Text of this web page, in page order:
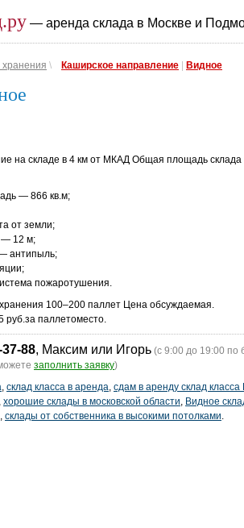
— аренда склада в Москве и
хранения \ Каширское направление Видное
на складе в 4 км от МКАД Общая площадь склада
— 866 кв.м;
от земли;
— 12 м;
антипыль;
пожаротушения.
100–200 паллет Цена обсуждаемая.
руб.за паллетоместо.
37-88, Максим или Игорь (с 9:00 до 19:00 по
заполнить заявку)
, склад класса в аренда, сдам в аренду склад класса
, хорошие склады в московской области, Видное
, склады от собственника в высокими потолками.